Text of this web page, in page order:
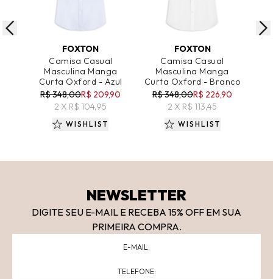
ADICIONAR AO CARRINHO
FOXTON
Camisa Casual
Masculina Manga
Curta Oxford - Azul
R$ 348,00R$ 209,90
2 X R$ 104,95
WISHLIST
ADICIONAR AO CARRINHO
FOXTON
Camisa Casual
Masculina Manga
Curta Oxford - Branco
R$ 348,00R$ 226,90
2 X R$ 113,45
WISHLIST
NEWSLETTER
DIGITE SEU E-MAIL E RECEBA 15% OFF EM SUA
PRIMEIRA COMPRA.